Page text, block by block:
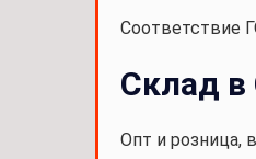
Соответствие
Склад
Опт и розница,